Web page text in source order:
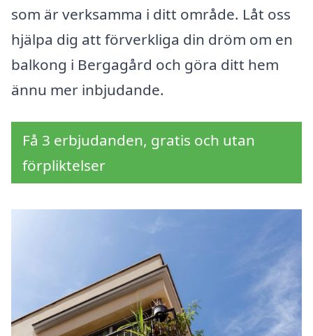
som är verksamma i ditt område. Låt oss
hjälpa dig att förverkliga din dröm om en
balkong i Bergagård och göra ditt hem
ännu mer inbjudande.
Få 3 erbjudanden, gratis och utan
förpliktelser